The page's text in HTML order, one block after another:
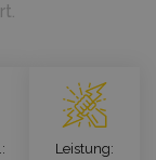
Leistung